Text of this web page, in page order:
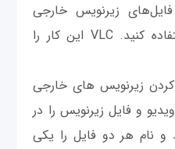
زیرنویس خارجی
(معمولا با فرمت SRT) استفاده کنید. VLC این کار را
کردن زیرنویس های خارجی
و فایل زیرنویس را در
و نام هر دو فایل را یکی